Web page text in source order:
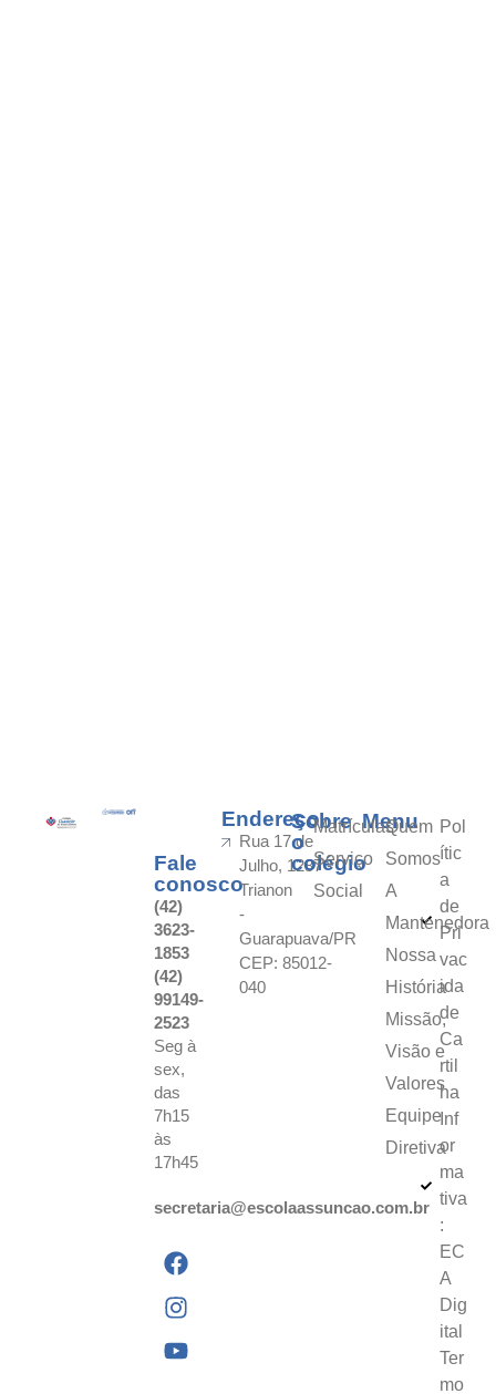
Fale
conosco
(42)
3623-
1853
(42)
99149-
2523
Seg à
sex,
das
7h15
às
17h45
secretaria@escolaassuncao.com.br
Endereço
Rua 17 de
Julho, 1287 -
Trianon
-
Guarapuava/PR
CEP: 85012-
040
Sobre
o
colégio
Matrículas
Serviço
Social
Menu
Quem
Somos
A
Mantenedora
Nossa
História
Missão,
Visão e
Valores
Equipe
Diretiva
Pol
ític
a
de
Pri
vac
ida
de
Ca
rtil
ha
Inf
or
ma
tiva
:
EC
A
Dig
ital
Ter
mo